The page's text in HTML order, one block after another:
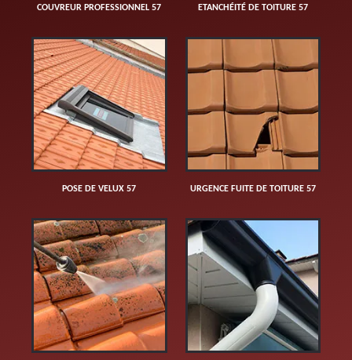
COUVREUR PROFESSIONNEL 57 ETANCHÉITÉ DE TOITURE 57
POSE DE VELUX 57 URGENCE FUITE DE TOITURE 57